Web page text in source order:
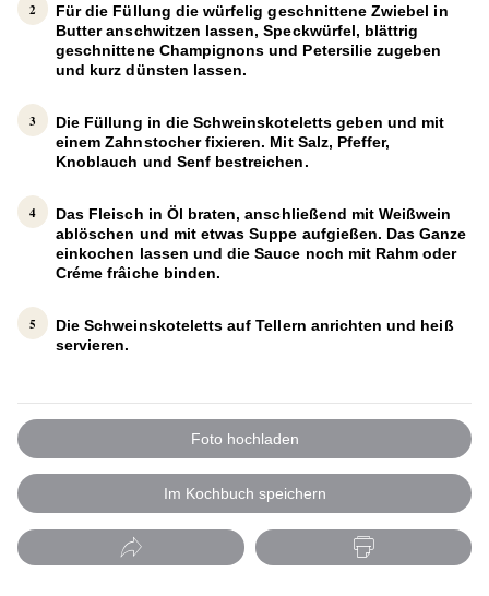
Für die Füllung die würfelig geschnittene Zwiebel in
Butter anschwitzen lassen, Speckwürfel, blättrig
geschnittene Champignons und Petersilie zugeben
und kurz dünsten lassen.
Die Füllung in die Schweinskoteletts geben und mit
einem Zahnstocher fixieren. Mit Salz, Pfeffer,
Knoblauch und Senf bestreichen.
Das Fleisch in Öl braten, anschließend mit Weißwein
ablöschen und mit etwas Suppe aufgießen. Das Ganze
einkochen lassen und die Sauce noch mit Rahm oder
Créme frâiche binden.
Die Schweinskoteletts auf Tellern anrichten und heiß
servieren.
Foto hochladen
Im Kochbuch speichern